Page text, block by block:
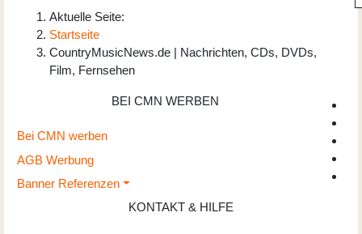
Aktuelle Seite:
Startseite
CountryMusicNews.de | Nachrichten, CDs, DVDs,
Film, Fernsehen
BEI CMN WERBEN
Bei CMN werben
AGB Werbung
Banner Referenzen
KONTAKT & HILFE